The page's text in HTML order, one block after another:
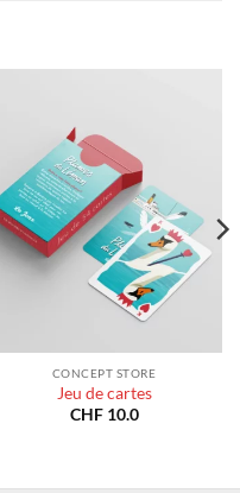
CONCEPT STORE
Jeu de cartes
CHF10.0